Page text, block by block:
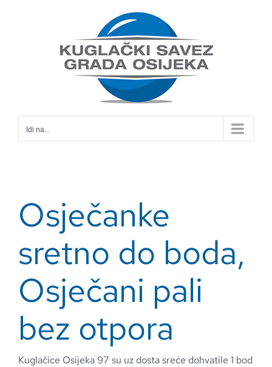
Idi na...
Osječanke
sretno do boda,
Osječani pali
bez otpora
Kuglačice Osijeka 97 su uz dosta sreće dohvatile 1 bod